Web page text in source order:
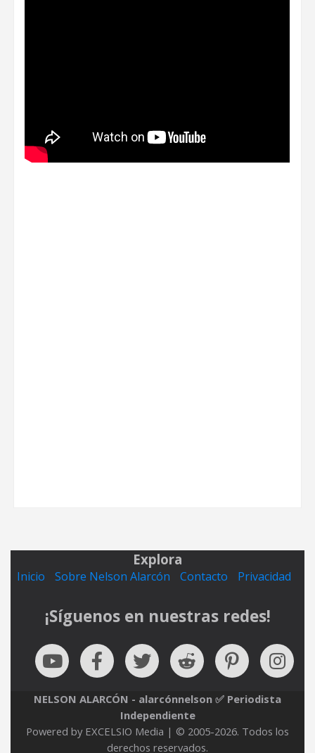
Explora
Inicio Sobre Nelson Alarcón Contacto Privacidad
¡Síguenos en nuestras redes!
NELSON ALARCÓN - alarcónnelson ✅ Periodista
Independiente
Powered by EXCELSIO Media | © 2005-2026. Todos los
derechos reservados.